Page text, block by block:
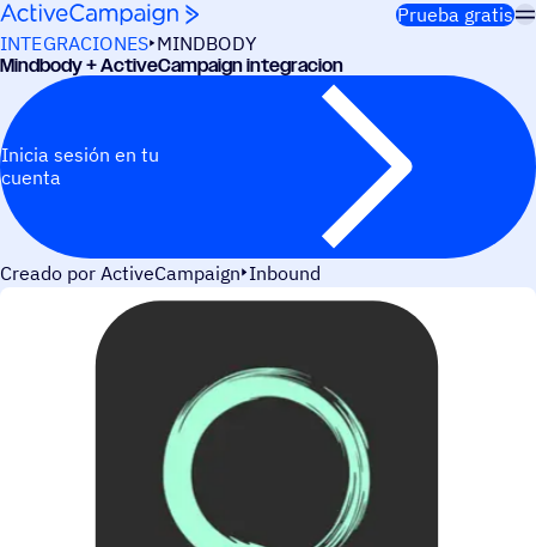
Saltar al contenido
Prueba gratis
INTEGRACIONES MINDBODY
Mind­body + ActiveCampaign integracion
Inicia sesión en tu
cuenta
Creado por ActiveCampaign Inbound